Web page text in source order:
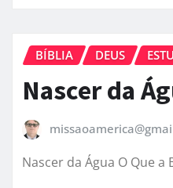
BÍBLIA DEUS
Nascer da
Nascer da Água O Que a